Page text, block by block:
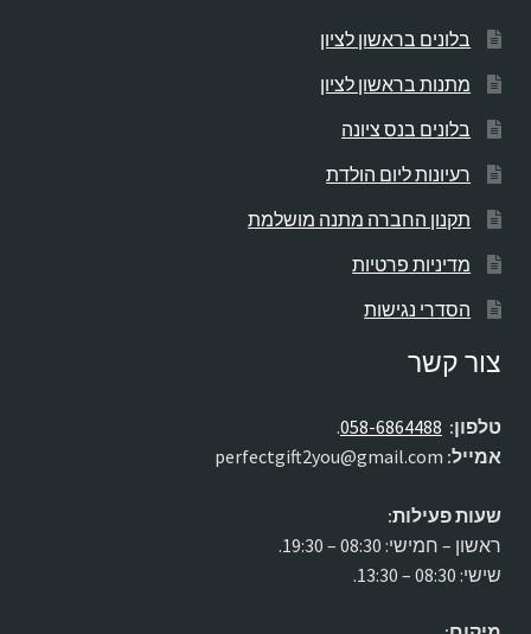
בלונים בראשון לציון
מתנות בראשון לציון
בלונים בנס ציונה
רעיונות ליום הולדת
תקנון החברה מתנה מושלמת
מדיניות פרטיות
הסדרי נגישות
צור קשר
טלפון: 058-6864488
.
אמייל:
שעות פעילות:
ראשון – חמישי: 08:30 – 19:30.
שישי: 08:30 – 13:30.